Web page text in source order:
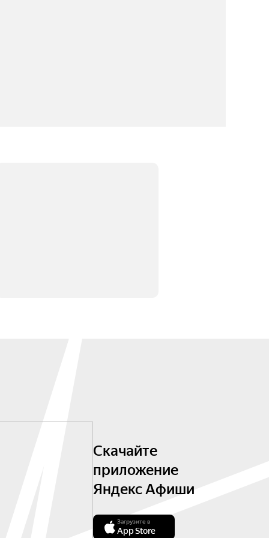
Скачайте
приложение
Яндекс Афиши
Загрузите в
App Store